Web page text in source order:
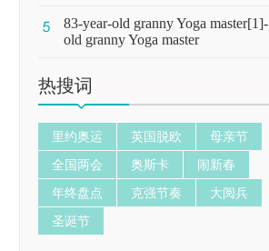
83-year-old granny Yoga master[1]-
old granny Yoga master
热搜词
里约奥运 英国脱欧
母亲节
全国两会
奥斯卡
闹新春
年终盘点
克强节奏
大阅兵
圣诞节